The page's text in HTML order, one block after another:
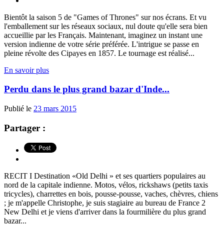
Bientôt la saison 5 de "Games of Thrones" sur nos écrans. Et vu
l'emballement sur les réseaux sociaux, nul doute qu'elle sera bien
accueillie par les Français. Maintenant, imaginez un instant une
version indienne de votre série préférée. L'intrigue se passe en
pleine révolte des Cipayes en 1857. Le tournage est réalisé...
En savoir plus
Perdu dans le plus grand bazar d'Inde...
Publié le 23 mars 2015
Partager :
RECIT I Destination «Old Delhi » et ses quartiers populaires au
nord de la capitale indienne. Motos, vélos, rickshaws (petits taxis
tricycles), charrettes en bois, pousse-pousse, vaches, chèvres, chiens
; je m'appelle Christophe, je suis stagiaire au bureau de France 2
New Delhi et je viens d'arriver dans la fourmilière du plus grand
bazar...